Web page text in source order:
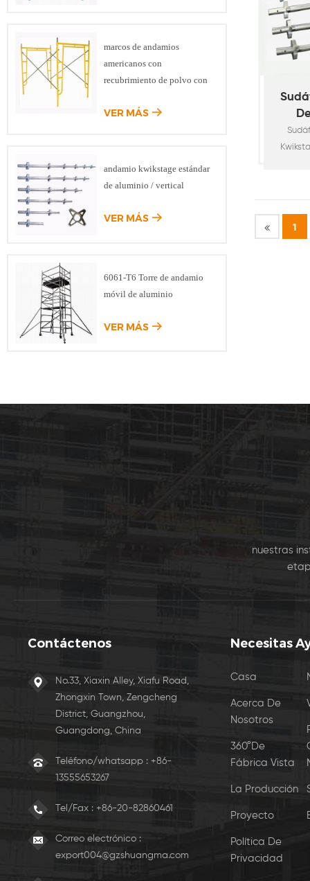
O.
Tubo
1
marcos de andamios
americanos con
recubrimiento de polvo con
VER MÁS
andamio kwikstage estándar
de aluminio / vertical
VER MÁS
6061-T6 Torre de andamio
móvil de aluminio
VER MÁS
nuestras
Contáctenos
No.33, Xiaxin Alley, Xiafu Road,
Zhongxin Town, Zengcheng
District, Guangzhou,
Guangdong, China
Teléfono/whatsapp : +86-
13555653267
Tel/Fax : +86-20-82860461
Correo electrónico :
export004@gzshuangma.com
Necesitas
Casa
Acerca De
Nosotros
360°De
Fábrica Vista
La Producción
Proyecto
Política De
Privacidad